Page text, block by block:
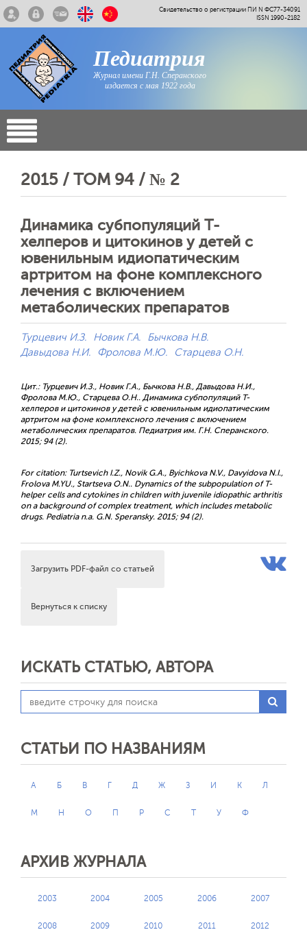
Свидетельство о регистрации ПИ N ФС77-34091
ISSN 1990-2182
Педиатрия
Журнал имени Г.Н. Сперанского
издается с мая 1922 года
2015 / ТОМ 94 / № 2
Динамика субпопуляций Т-
хелперов и цитокинов у детей с
ювенильным идиопатическим
артритом на фоне комплексного
лечения с включением
метаболических препаратов
Турцевич И.З. Новик Г.А.
Бычкова Н.В.
Давыдова Н.И.
Фролова М.Ю. Старцева О.Н.
Цит.: Турцевич И.З., Новик Г.А., Бычкова Н.В., Давыдова Н.И.,
Фролова М.Ю., Старцева О.Н.. Динамика субпопуляций Т-
хелперов и цитокинов у детей с ювенильным идиопатическим
артритом на фоне комплексного лечения с включением
метаболических препаратов. Педиатрия им. Г.Н. Сперанского.
2015; 94 (2).
For citation: Turtsevich I.Z., Novik G.A., Byichkova N.V., Davyidova N.I.,
Frolova M.YU., Startseva O.N.. Dynamics of the subpopulation of T-
helper cells and cytokines in children with juvenile idiopathic arthritis
on a background of complex treatment, which includes metabolic
drugs. Pediatria n.a. G.N. Speransky. 2015; 94 (2).
Загрузить PDF-файл со статьей
Вернуться к списку
ИСКАТЬ СТАТЬЮ, АВТОРА
СТАТЬИ ПО НАЗВАНИЯМ
А Б В Г Д Ж З И К Л
М Н О П Р С Т У Ф
АРХИВ ЖУРНАЛА
2003 2004 2005 2006 2007
2008 2009 2010 2011 2012